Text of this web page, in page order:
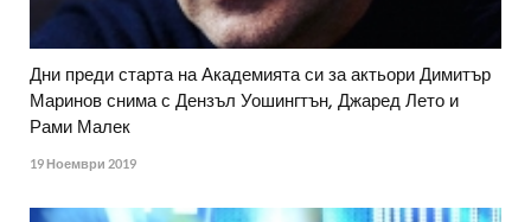
Дни преди старта на Академията си за актьори Димитър
Маринов снима с Дензъл Уошингтън, Джаред Лето и
Рами Малек
19 Ноември 2019